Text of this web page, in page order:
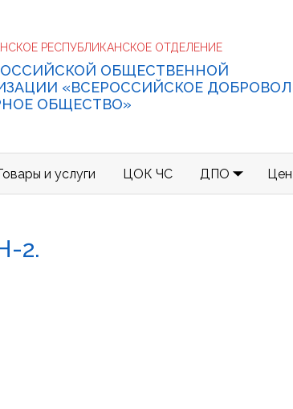
РЕСПУБЛИКАНСКОЕ ОТДЕЛЕНИЕ
ОБЩЕСТВЕННОЙ
«ВСЕРОССИЙСКОЕ
ОБЩЕСТВО»
и услуги ЦОК ЧС ДПО
2.